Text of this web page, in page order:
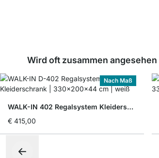
Wird oft zusammen angesehen
Nach Maß
WALK-IN 402 Regalsystem Kleiderschrank
€ 415,00